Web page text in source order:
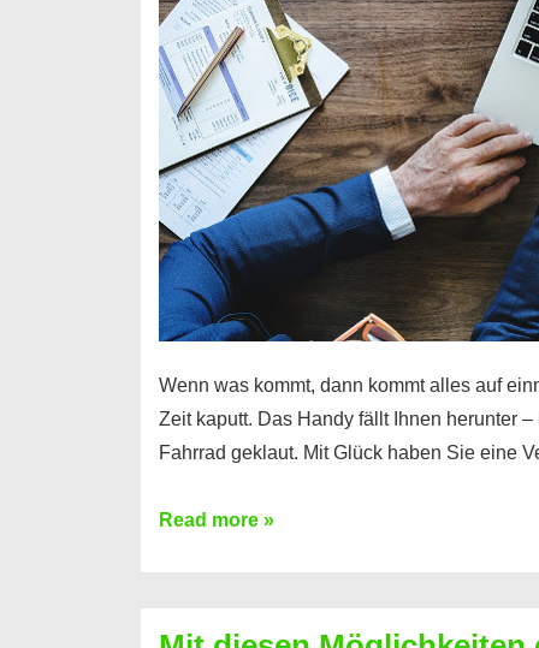
Wenn was kommt, dann kommt alles auf
Zeit kaputt. Das Handy fällt Ihnen herunter
Fahrrad geklaut. Mit Glück haben Sie eine
Ferratum
Read more »